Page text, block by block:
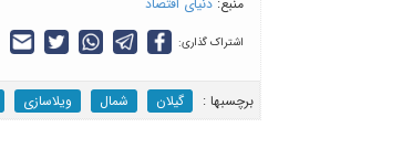
اشتراک گذاری:
برچسب‎ها : گیلان شمال ویلاسازی